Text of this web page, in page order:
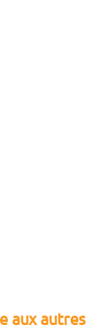
aux autres